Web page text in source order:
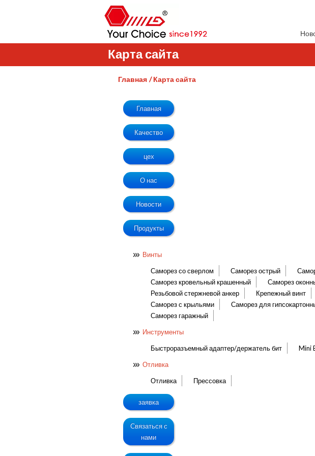
Карта сайта
Главная Карта сайта
Главная
Качество
цех
О нас
Новости
Продукты
Винты
Саморез со сверлом
Саморез острый
Саморез кровельный крашенный
Саморез
Резьбовой стержневой анкер
Крепежный винт
Саморез с крыльями
Саморез для
Саморез гаражный
Инструменты
Быстроразъемный адаптер/держатель бит
Mini
Отливка
Отливка
Прессовка
заявка
Связаться с
нами